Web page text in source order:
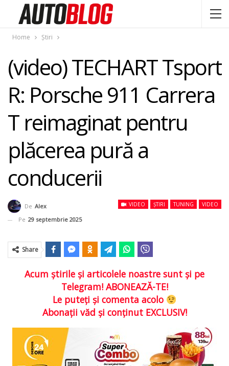
Home Știri
(video) TECHART Tsport
R: Porsche 911 Carrera
T reimaginat pentru
plăcerea pură a
conducerii
VIDEO ȘTIRI TUNING VIDEO
De Alex
Pe 29 septembrie 2025
Share
Acum ştirile şi articolele noastre sunt şi pe
Telegram! ABONEAZĂ-TE!
Le puteţi şi comenta acolo
Abonaţii văd şi conţinut EXCLUSIV!